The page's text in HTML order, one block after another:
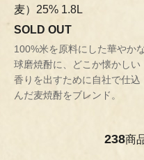
麦）25% 1.8L
SOLD OUT
100%米を原料にした華やか
球磨焼酎に、どこか懐かしい
香りを出すために自社で仕込
んだ麦焼酎をブレンド。
238商